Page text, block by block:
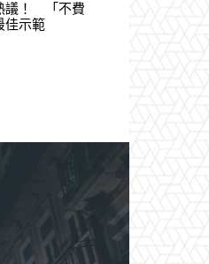
議！ 「不費
佳示範